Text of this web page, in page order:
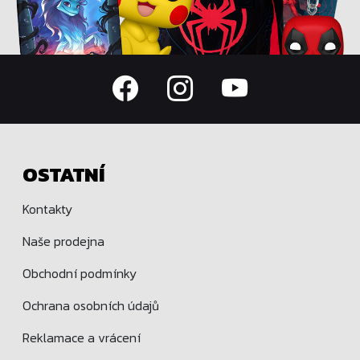
OSTATNÍ
Kontakty
Naše prodejna
Obchodní podmínky
Ochrana osobních údajů
Reklamace a vrácení